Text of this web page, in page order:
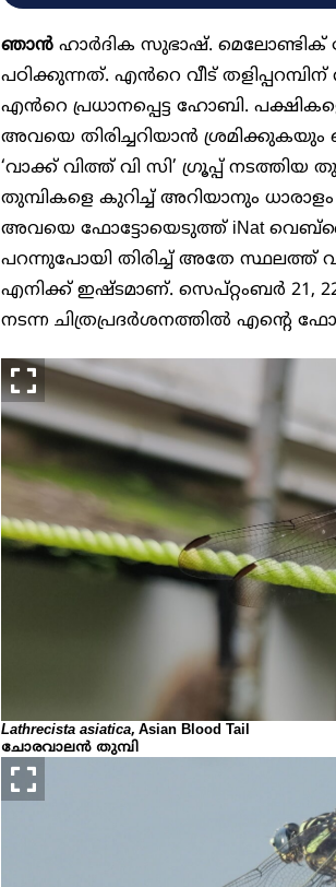
ഞാൻ ഹാർദിക സുഭാഷ്. മെലോണ്ടിക്
പഠിക്കുന്നത്. എൻറെ വീട്
എൻറെ പ്രധാനപ്പെട്ട ഹോബി.
അവയെ തിരിച്ചറിയാൻ
‘വാക്ക് വിത്ത് വി സി’ ഗ്രൂപ്പ്
തുമ്പികളെ കുറിച്ച് അറിയാനും
അവയെ ഫോട്ടോയെടുത്ത് iNat
പറന്നുപോയി തിരിച്ച് അതേ സ്ഥലത്ത്
എനിക്ക് ഇഷ്ടമാണ്. സെപ്റ്റംബർ 21,
നടന്ന ചിത്രപ്രദർശനത്തിൽ എൻ്റെ
Lathrecista asiatica, Asian Blood Tail
ചോരവാലൻ തുമ്പി